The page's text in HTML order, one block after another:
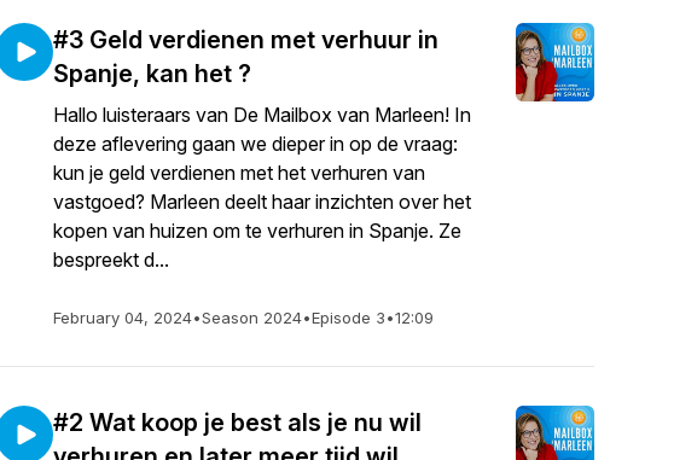
#3 Geld verdienen met verhuur in
Spanje, kan het ?
Hallo luisteraars van De Mailbox van Marleen! In
deze aflevering gaan we dieper in op de vraag:
kun je geld verdienen met het verhuren van
vastgoed? Marleen deelt haar inzichten over het
kopen van huizen om te verhuren in Spanje. Ze
bespreekt d...
February 04, 2024•Season 2024•Episode 3•12:09
#2 Wat koop je best als je nu wil